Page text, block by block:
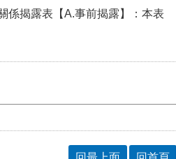
係揭露表【A.事前揭露】：本表